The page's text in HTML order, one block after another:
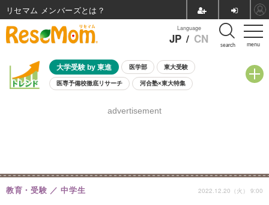
menu
Language
JP / CN search
大学受験 by 東進 医学部 東大受験
医専予備校徹底リサーチ 河合塾×東大特集
8月開催学校説明会・相談会
advertisement
教育・受験 中学生 2022.12.20（火） 9:00
リセマム メンバーズ